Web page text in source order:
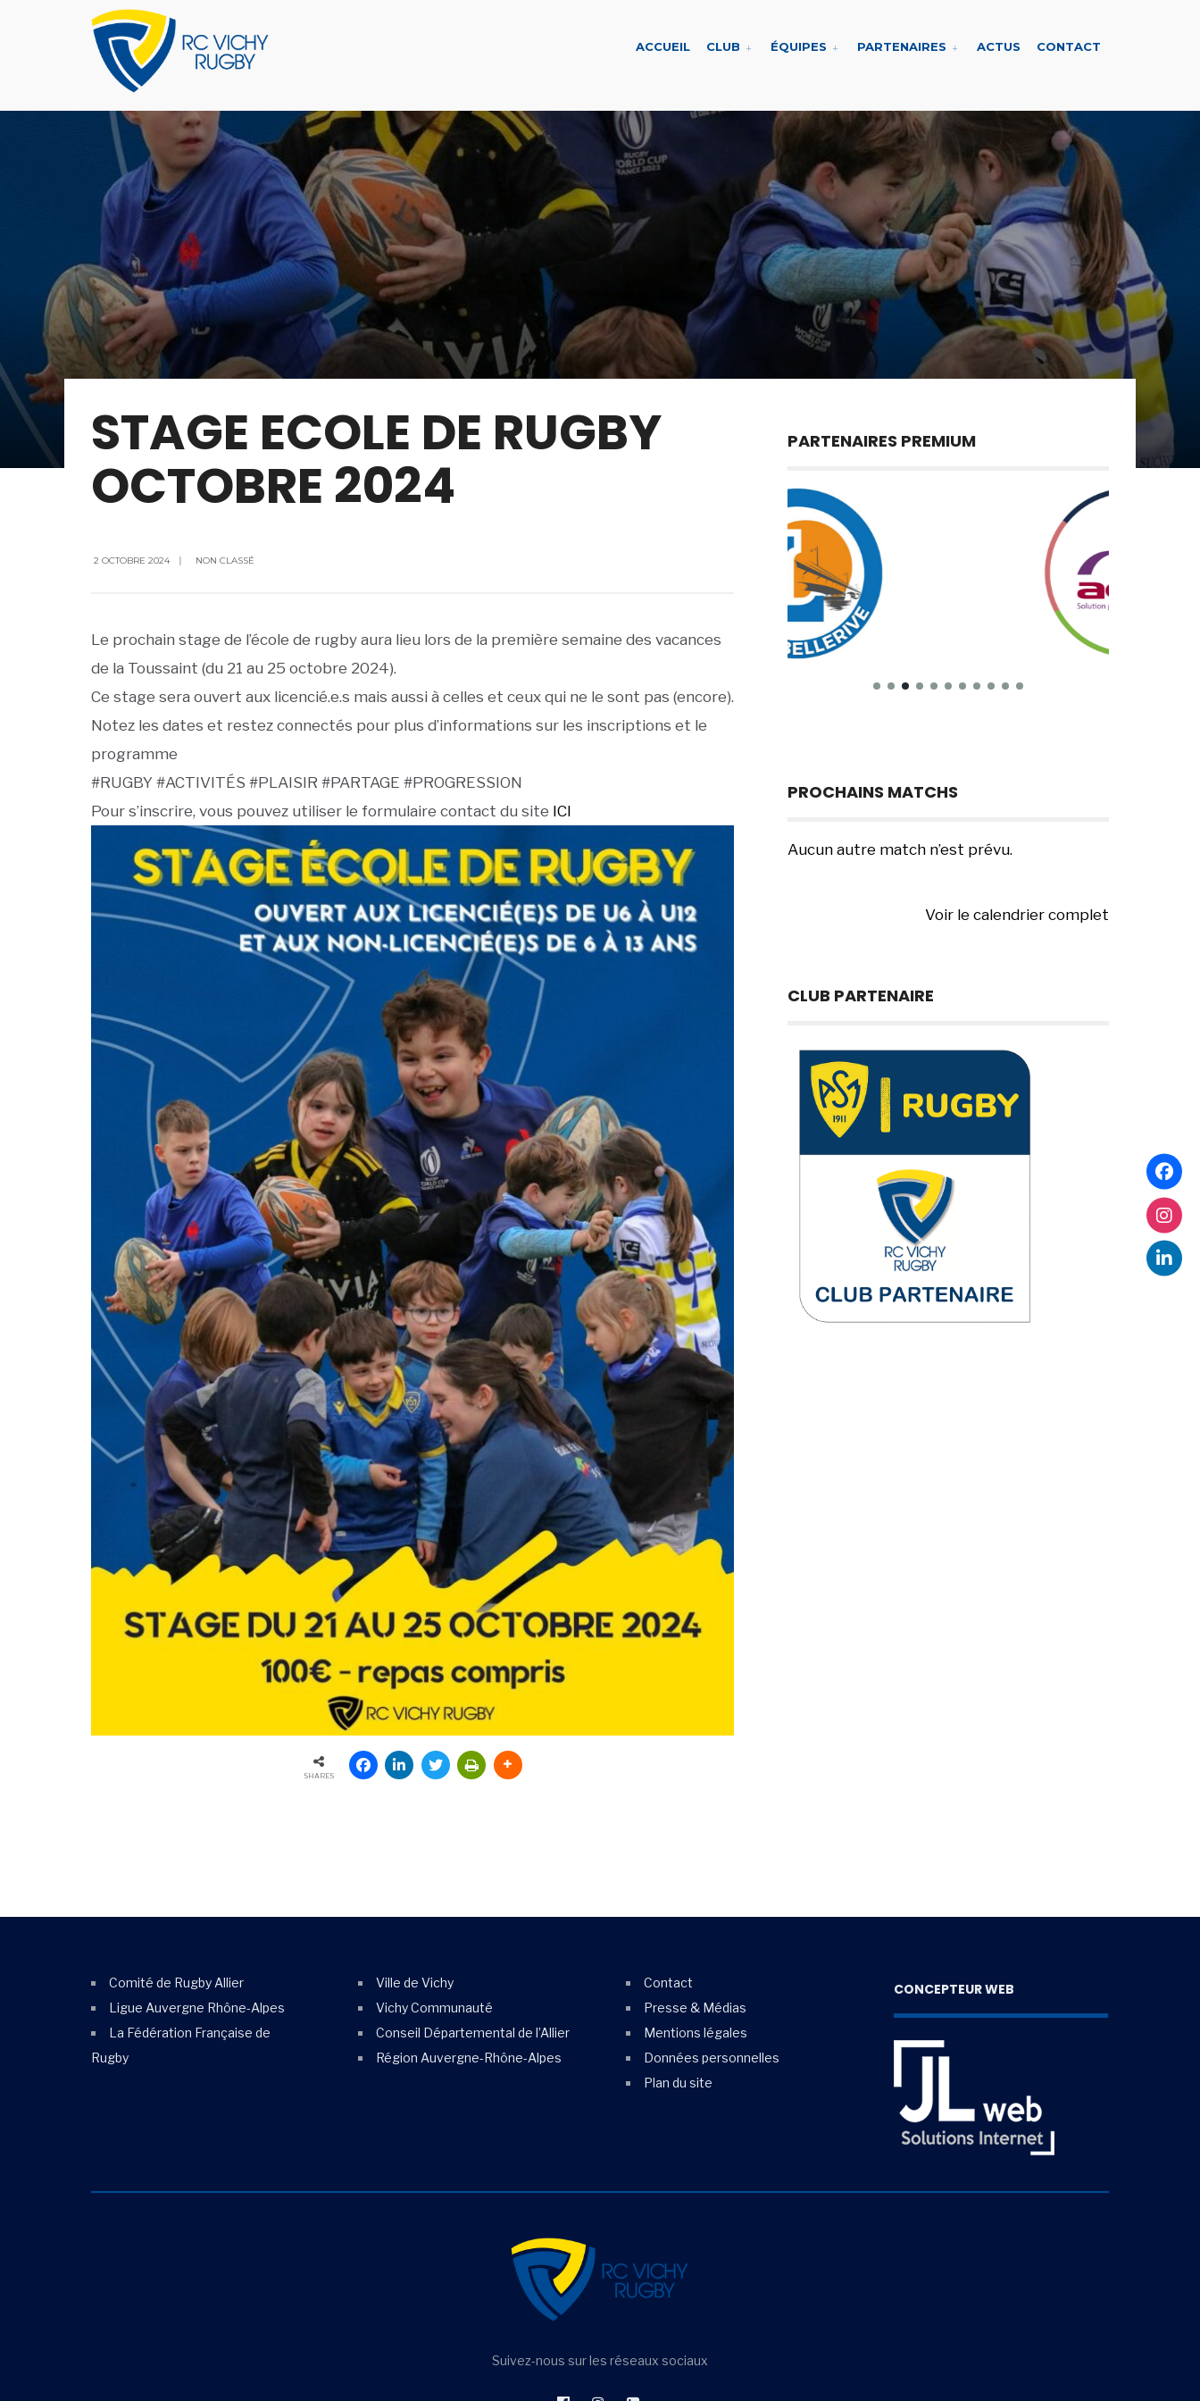
ACCUEIL CLUB ÉQUIPES PARTENAIRES ACTUS CONTACT
STAGE ECOLE DE RUGBY
OCTOBRE 2024
2 OCTOBRE 2024 NON CLASSÉ
Le prochain stage de l’école de rugby aura lieu lors de la première semaine des vacances
de la Toussaint (du 21 au 25 octobre 2024).
Ce stage sera ouvert aux licencié.e.s mais aussi à celles et ceux qui ne le sont pas (encore).
Notez les dates et restez connectés pour plus d’informations sur les inscriptions et le
programme
#RUGBY #ACTIVITÉS #PLAISIR #PARTAGE #PROGRESSION
Pour s’inscrire, vous pouvez utiliser le formulaire contact du site ICI
SHARES
PARTENAIRES PREMIUM
PROCHAINS MATCHS
Aucun autre match n’est prévu.
Voir le calendrier complet
CLUB PARTENAIRE
Comité de Rugby Allier
Ligue Auvergne Rhône-Alpes
La Fédération Française de
Rugby
Ville de Vichy
Vichy Communauté
Conseil Départemental de l’Allier
Région Auvergne-Rhône-Alpes
Contact
Presse & Médias
Mentions légales
Données personnelles
Plan du site
CONCEPTEUR WEB
Suivez-nous sur les réseaux sociaux